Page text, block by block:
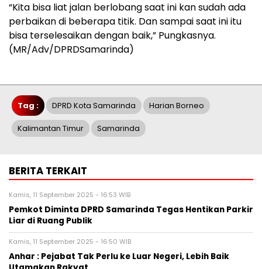
“Kita bisa liat jalan berlobang saat ini kan sudah ada
perbaikan di beberapa titik. Dan sampai saat ini itu
bisa terselesaikan dengan baik,” Pungkasnya.
(MR/Adv/DPRDSamarinda)
Tag : DPRD Kota Samarinda Harian Borneo
Kalimantan Timur Samarinda
BERITA TERKAIT
Kamis, 11 September 2025 - 16:53 WIB
Pemkot Diminta DPRD Samarinda Tegas Hentikan Parkir
Liar di Ruang Publik
Kamis, 11 September 2025 - 16:50 WIB
Anhar : Pejabat Tak Perlu ke Luar Negeri, Lebih Baik